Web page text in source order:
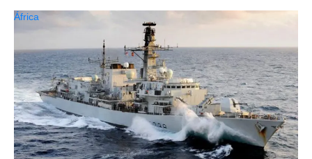
África